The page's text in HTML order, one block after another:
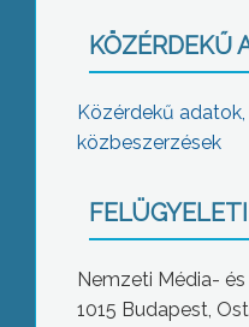
KÖZÉRDEKŰ
Közérdekű
közbeszerzések
Nemzeti Média-
1015 Budapest,